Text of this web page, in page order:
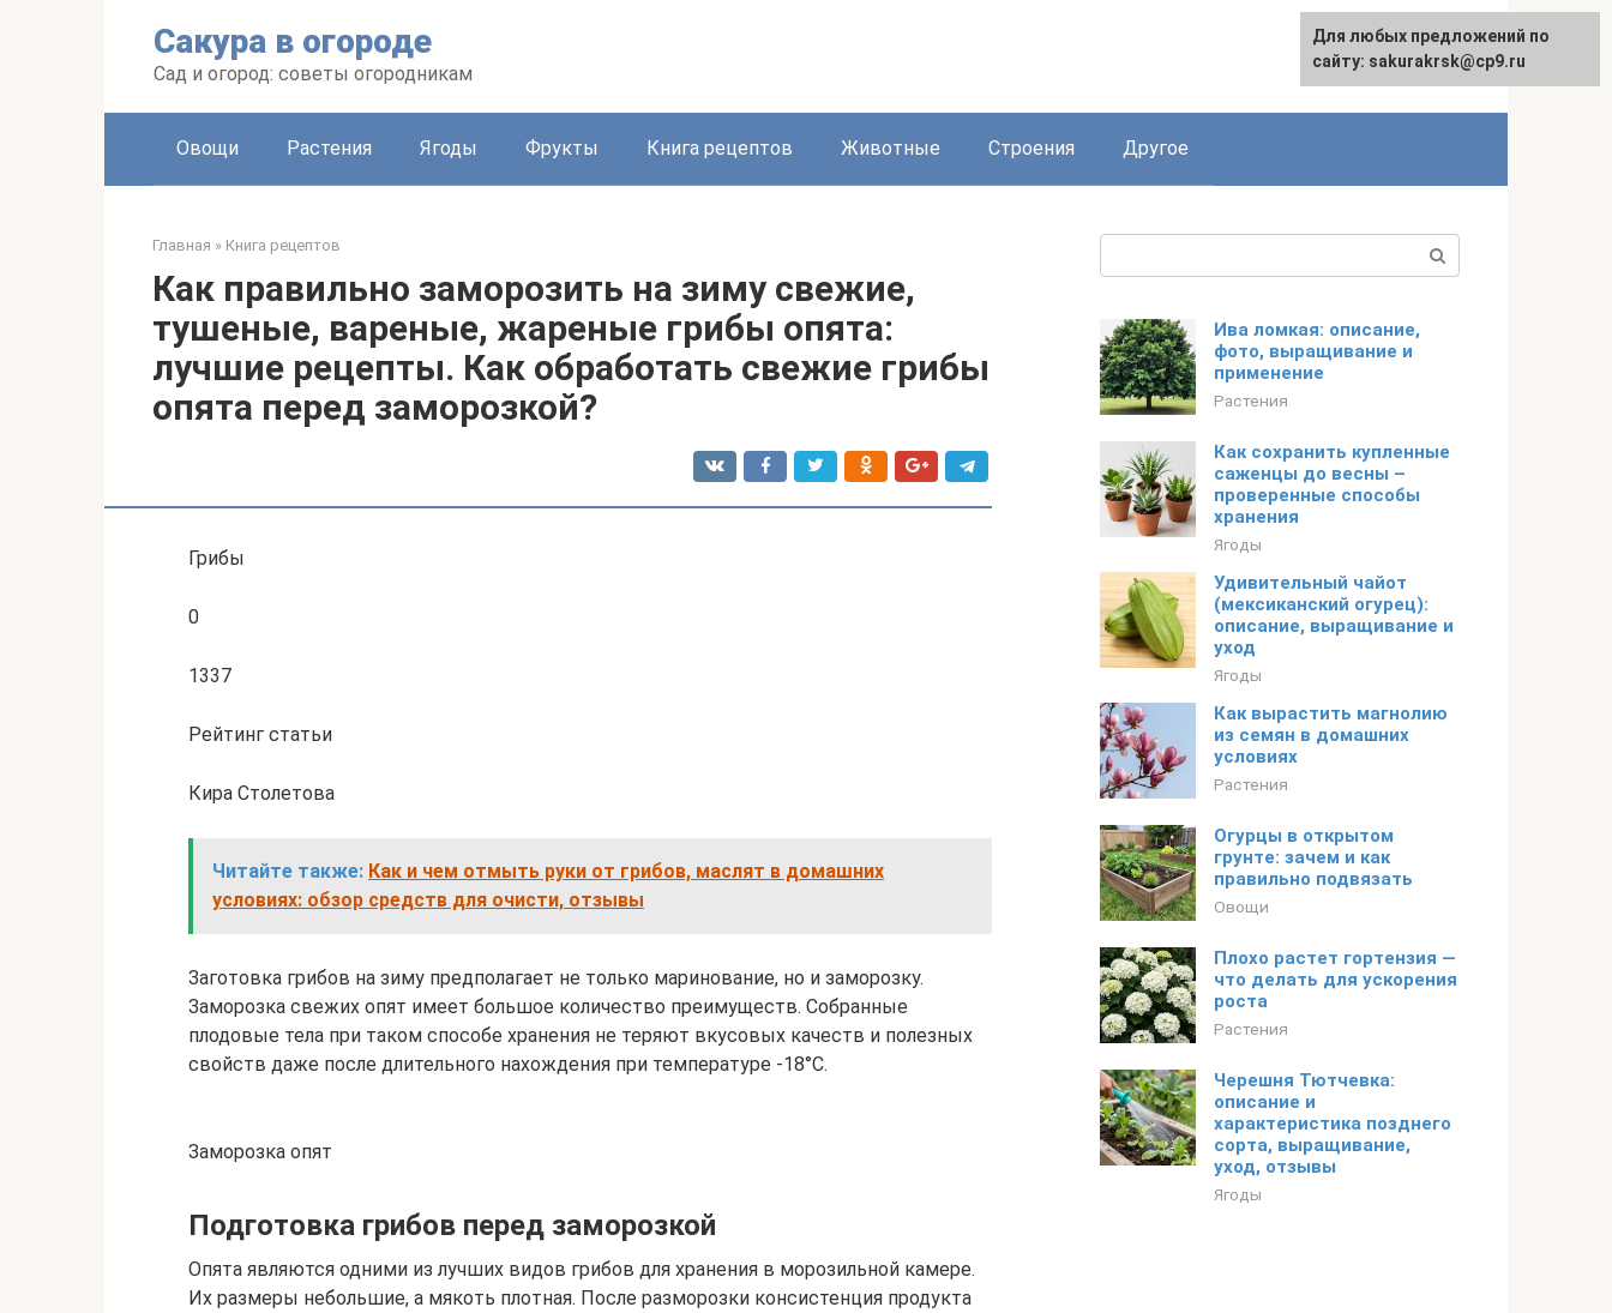
Сакура в огороде
Сад и огород: советы огородникам
English
Овощи Растения Ягоды Фрукты Книга рецептов Животные Строения Другое
Главная » Книга рецептов
Как правильно заморозить на зиму свежие,
тушеные, вареные, жареные грибы опята:
лучшие рецепты. Как обработать свежие грибы
опята перед заморозкой?
Грибы
0
1337
Рейтинг статьи
Кира Столетова
Читайте также: Как и чем отмыть руки от грибов, маслят в домашних
условиях: обзор средств для очисти, отзывы
Заготовка грибов на зиму предполагает не только маринование, но и заморозку.
Заморозка свежих опят имеет большое количество преимуществ. Собранные
плодовые тела при таком способе хранения не теряют вкусовых качеств и полезных
свойств даже после длительного нахождения при температуре -18°С.
Заморозка опят
Подготовка грибов перед заморозкой
Опята являются одними из лучших видов грибов для хранения в морозильной камере.
Их размеры небольшие, а мякоть плотная. После разморозки консистенция продукта
Ива ломкая: описание,
фото, выращивание и
применение
Растения
Как сохранить купленные
саженцы до весны –
проверенные способы
хранения
Ягоды
Удивительный чайот
(мексиканский огурец):
описание, выращивание и
уход
Ягоды
Как вырастить магнолию
из семян в домашних
условиях
Растения
Огурцы в открытом
грунте: зачем и как
правильно подвязать
Овощи
Плохо растет гортензия —
что делать для ускорения
роста
Растения
Черешня Тютчевка:
описание и
характеристика позднего
сорта, выращивание,
уход, отзывы
Ягоды
Для любых предложений по
сайту: sakurakrsk@cp9.ru